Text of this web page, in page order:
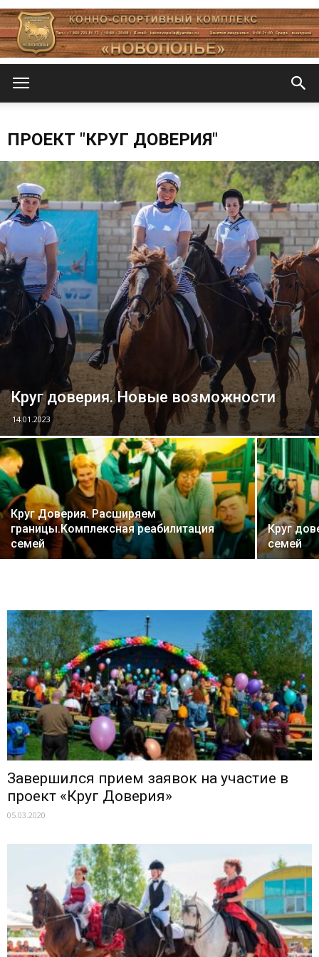
ПРОЕКТ "КРУГ ДОВЕРИЯ"
Круг доверия. Новые возможности
14.01.2023
Круг Доверия. Расширяем
границы.Комплексная реабилитация
семей
Круг
семей
Завершился прием заявок на участие в
проект «Круг Доверия»
05.03.2020